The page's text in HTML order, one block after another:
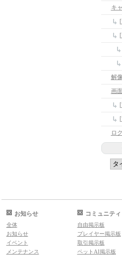
キ
解
画
ロ
お知らせ
全体
お知らせ
イベント
メンテナンス
コミュニティ
自由掲示板
プレイヤー掲示板
取引掲示板
ペットAI掲示板